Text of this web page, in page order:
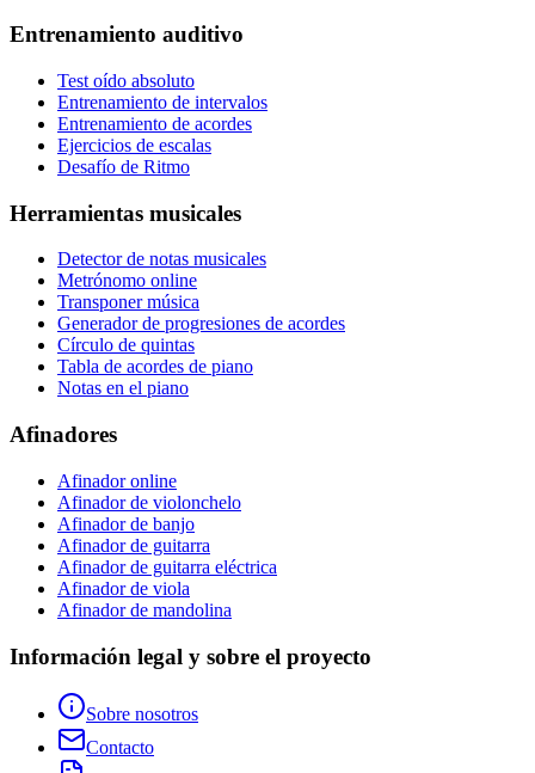
Entrenamiento auditivo
Test oído absoluto
Entrenamiento de intervalos
Entrenamiento de acordes
Ejercicios de escalas
Desafío de Ritmo
Herramientas musicales
Detector de notas musicales
Metrónomo online
Transponer música
Generador de progresiones de acordes
Círculo de quintas
Tabla de acordes de piano
Notas en el piano
Afinadores
Afinador online
Afinador de violonchelo
Afinador de banjo
Afinador de guitarra
Afinador de guitarra eléctrica
Afinador de viola
Afinador de mandolina
Información legal y sobre el proyecto
Sobre nosotros
Contacto